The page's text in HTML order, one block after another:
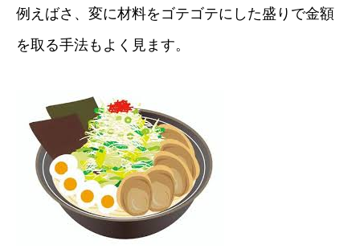
例えばさ、変に材料をゴテゴテにした盛りで金額
を取る手法もよく見ます。